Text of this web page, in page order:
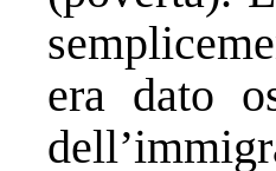
era dato